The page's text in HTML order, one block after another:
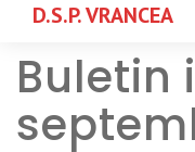
D.S.P. VRANCEA
Buletin